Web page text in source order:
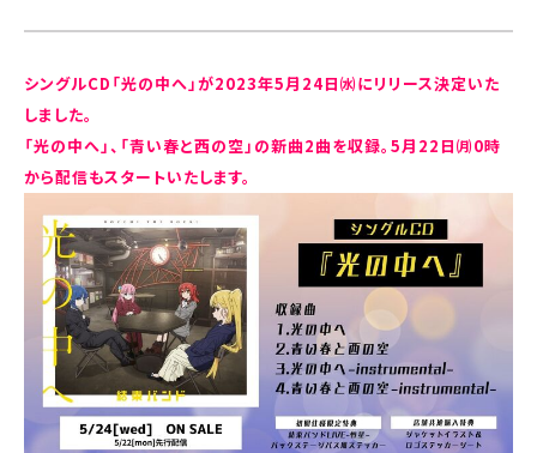
シングルCD「光の中へ」が2023年5月24日㈬にリリース決定いた
しました。
「光の中へ」、「青い春と西の空」の新曲2曲を収録。5月22日㈪0時
から配信もスタートいたします。